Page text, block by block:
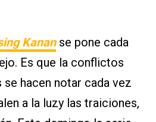
Kananse pone cada
Es que la conflictos
hacen notar cada vez
a la luzy las traiciones,